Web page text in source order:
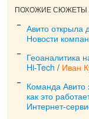
ПОХОЖИЕ СЮЖЕТЫ
Авито открыла
Новости
Геоаналитика
Hi-Tech / Иван
Команда Авито
как это
Интернет-